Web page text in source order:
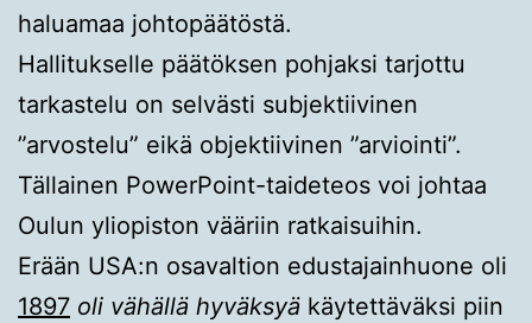
haluamaa johtopäätöstä.
Hallitukselle päätöksen pohjaksi tarjottu
tarkastelu on selvästi subjektiivinen
”arvostelu” eikä objektiivinen ”arviointi”.
Tällainen PowerPoint-taideteos voi johtaa
Oulun yliopiston vääriin ratkaisuihin.
Erään USA:n osavaltion edustajainhuone oli
1897 oli vähällä hyväksyä käytettäväksi piin